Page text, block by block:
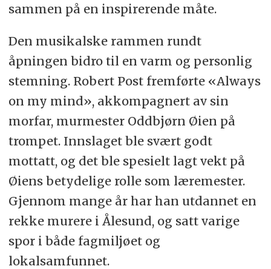
sammen på en inspirerende måte.
Den musikalske rammen rundt
åpningen bidro til en varm og personlig
stemning. Robert Post fremførte «Always
on my mind», akkompagnert av sin
morfar, murmester Oddbjørn Øien på
trompet. Innslaget ble svært godt
mottatt, og det ble spesielt lagt vekt på
Øiens betydelige rolle som læremester.
Gjennom mange år har han utdannet en
rekke murere i Ålesund, og satt varige
spor i både fagmiljøet og
lokalsamfunnet.